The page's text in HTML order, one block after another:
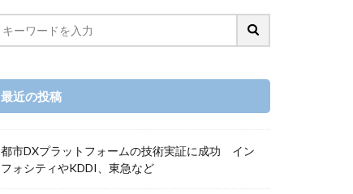
最近の投稿
都市DXプラットフォームの技術実証に成功 イン
フォシティやKDDI、東急など